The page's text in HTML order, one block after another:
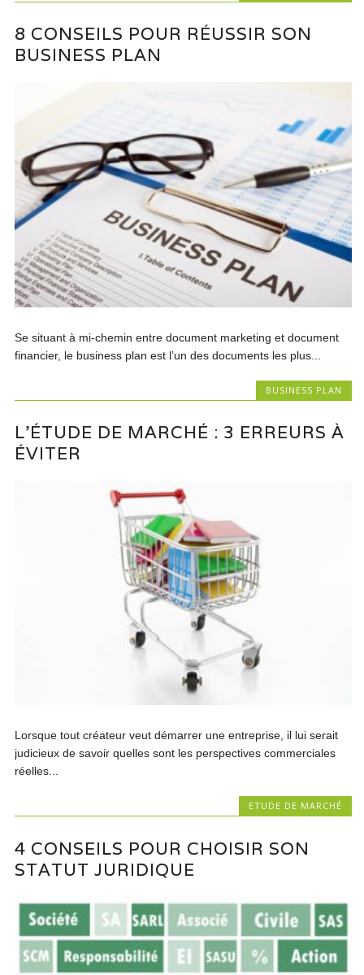
8 CONSEILS POUR RÉUSSIR SON
BUSINESS PLAN
Se situant à mi-chemin entre document marketing et document
financier, le business plan est l’un des documents les plus...
BUSINESS PLAN
L’ÉTUDE DE MARCHÉ : 3 ERREURS À
ÉVITER
Lorsque tout créateur veut démarrer une entreprise, il lui serait
judicieux de savoir quelles sont les perspectives commerciales
réelles...
ETUDE DE MARCHÉ
4 CONSEILS POUR CHOISIR SON
STATUT JURIDIQUE